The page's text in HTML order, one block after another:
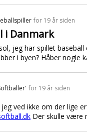
for 19 år siden
i Danmark
jeg har spillet
i byen? Håber nogle
for 19 år siden
jeg ved ikke om der lige
Der skulle være